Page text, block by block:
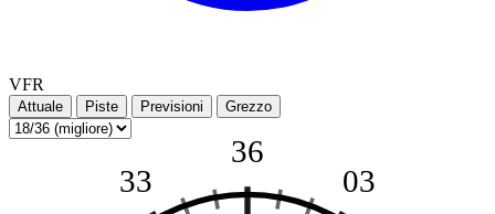
VFR
Attuale Piste Previsioni Grezzo
36
03
33